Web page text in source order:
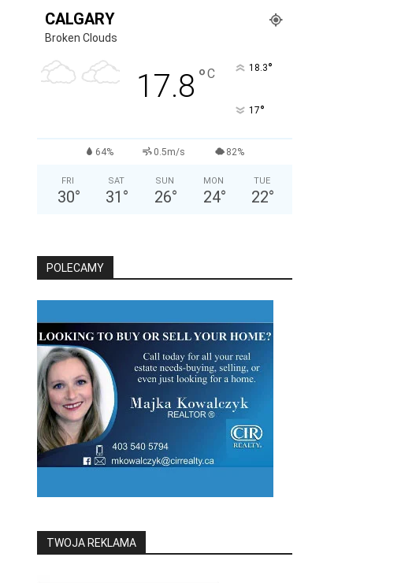
CALGARY
Broken Clouds
17.8 °C 18.3°
17°
64% 0.5m/s 82%
FRI
30°
SAT
31 °
SUN
26°
MON
24°
TUE
22°
POLECAMY
TWOJA REKLAMA